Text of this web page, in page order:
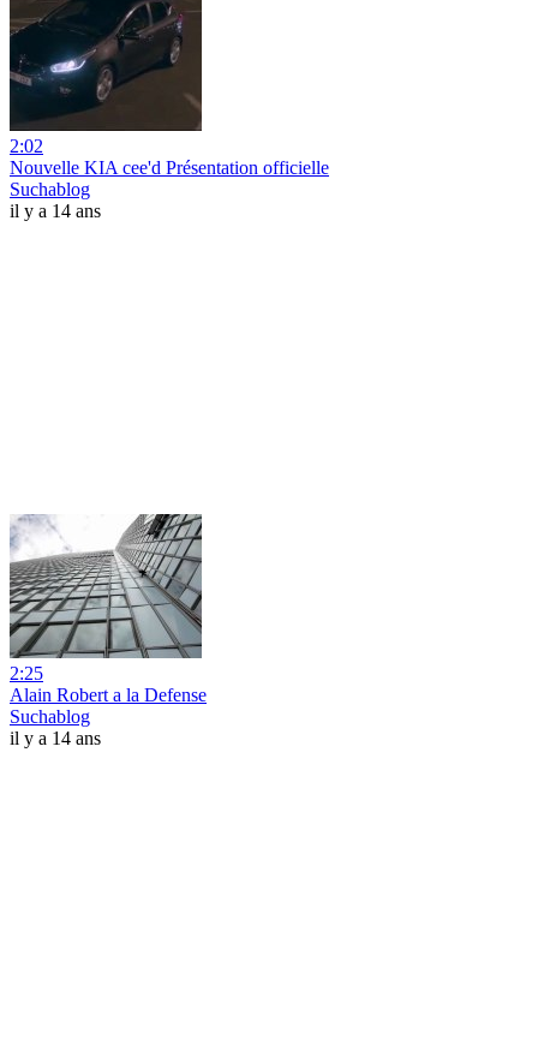
2:02
Nouvelle KIA cee'd Présentation officielle
Suchablog
il y a 14 ans
2:25
Alain Robert a la Defense
Suchablog
il y a 14 ans